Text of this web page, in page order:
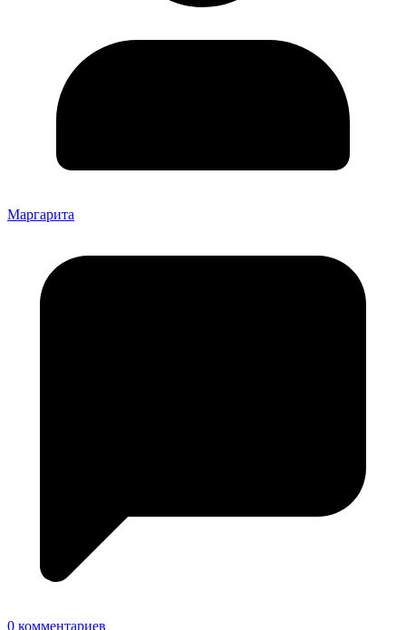
Маргарита
0 комментариев